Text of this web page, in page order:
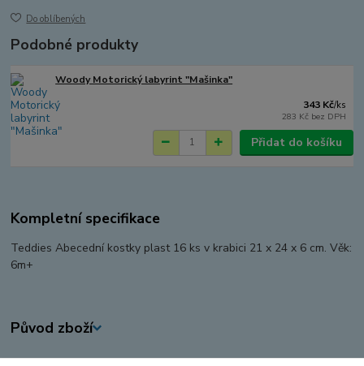
Do oblíbených
Podobné produkty
Woody Motorický labyrint "Mašinka"
343 Kč/ks
283 Kč bez DPH
Přidat do košíku
Kompletní specifikace
Teddies Abecední kostky plast 16 ks v krabici 21 x 24 x 6 cm. Věk:
6m+
Původ zboží